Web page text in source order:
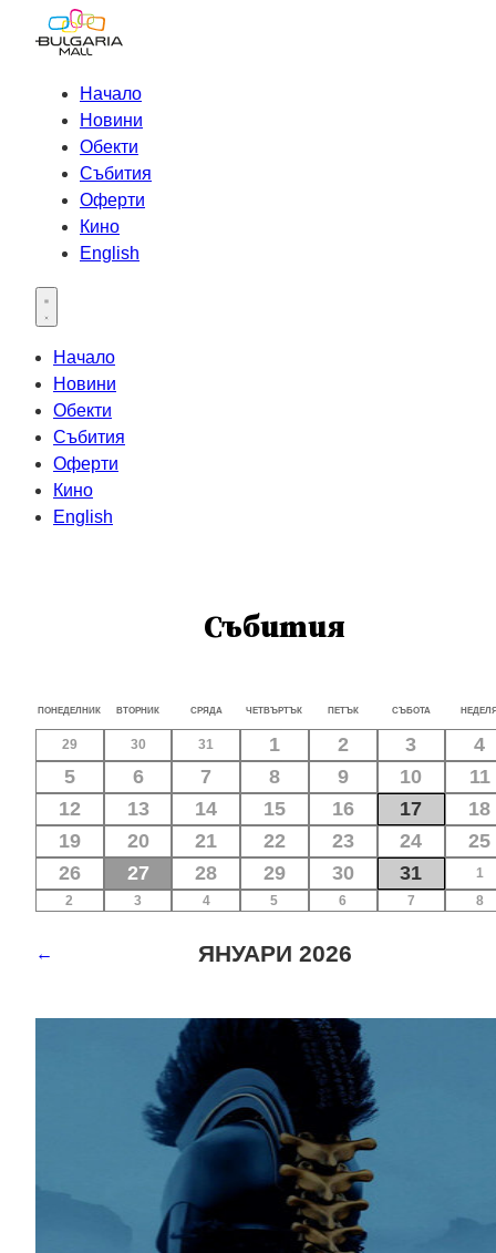
Начало
Новини
Обекти
Събития
Оферти
Кино
English
Open main menu
Начало
Новини
Обекти
Събития
Оферти
Кино
English
Събития
ПОНЕДЕЛНИК ВТОРНИК СРЯДА ЧЕТВЪРТЪК ПЕТЪК СЪБОТА
29 30 31 1 2 3
4
5
6 7 8 9 10
11
12
13 14 15 16 17
18
19
20 21 22 23 24
25
26
27 28 29 30 31
1
2
3 4 5 6 7 8
← ЯНУАРИ 2026